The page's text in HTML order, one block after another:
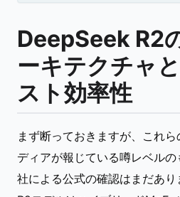
DeepSeek R2
ーキテクチャ
スト効率性
まず断っておきますが、これ
ディアが報じている噂レベル
社による公式の確認はまだあり